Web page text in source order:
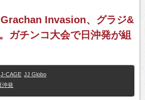
Grachan Invasion、グラジ&
ガチンコ大会で日沖発が組
J-CAGE JJ Globo
沖発